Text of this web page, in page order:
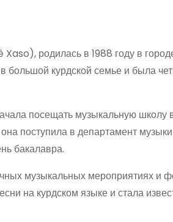
родилась в 1988 году в
большой курдской семье и была
посещать музыкальную школу
поступила в департамент
бакалавра.
музыкальных мероприятиях и
на курдском языке и стала